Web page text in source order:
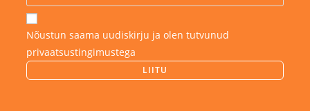
Nõustun saama uudiskirju ja olen tutvunud
privaatsustingimustega